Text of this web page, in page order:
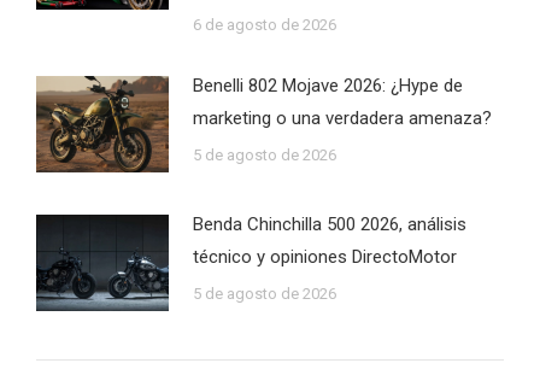
6 de agosto de 2026
Benelli 802 Mojave 2026: ¿Hype de
marketing o una verdadera amenaza?
5 de agosto de 2026
Benda Chinchilla 500 2026, análisis
técnico y opiniones DirectoMotor
5 de agosto de 2026